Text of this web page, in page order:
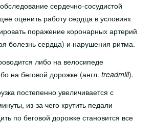
info
сердечно-сосудистой
оценить работу сердца в условиях
поражение коронарных артерий
болезнь сердца) и нарушения ритма.
либо на велосипеде
на беговой дорожке (англ. treadmill).
постепенно увеличивается с
из-за чего крутить педали
по беговой дорожке становится все